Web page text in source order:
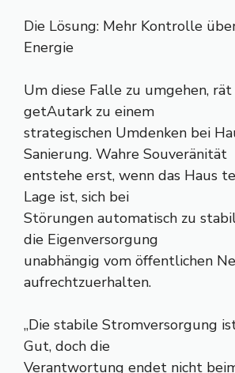
Die Lösung: Mehr Kontrolle
Energie
Um diese Falle zu umgehen,
getAutark zu einem
strategischen Umdenken bei
Sanierung. Wahre Souveränität
entstehe erst, wenn das Haus
Lage ist, sich bei
Störungen automatisch zu
die Eigenversorgung
unabhängig vom öffentlichen
aufrechtzuerhalten.
„Die stabile Stromversorgung
Gut, doch die
Verantwortung endet nicht